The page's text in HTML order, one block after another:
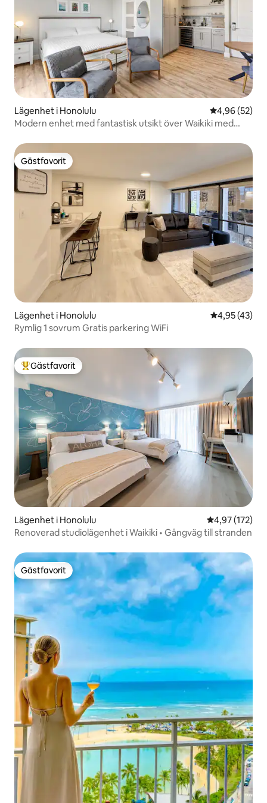
Lägenhet i Honolulu 4,96 av 5 i
4,96 (52)
Modern enhet med fantastisk utsikt över Waikiki med
Gästfavorit
Gästfavorit
Lägenhet i Honolulu 4,95 av 5 i
4,95 (43)
Rymlig 1 sovrum Gratis parkering WiFi
Populär gästfavorit
Gästfavorit
Lägenhet i Honolulu 4,97 av 5 i
4,97 (172)
Renoverad studiolägenhet i Waikiki • Gångväg till stranden
Gästfavorit
Gästfavorit